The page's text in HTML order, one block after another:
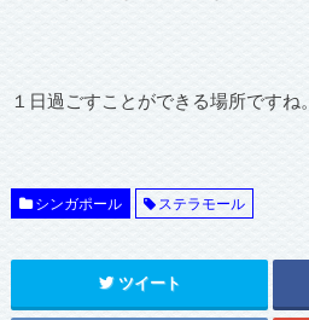
１日過ごすことができる場所ですね。
シンガポール ステラモール
ツイート